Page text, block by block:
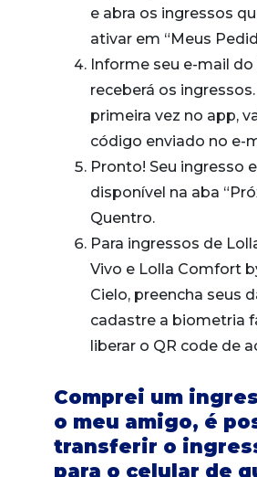
e abra os ingressos
ativar em “Meus
Informe seu e-mail
receberá os
primeira vez no app,
código enviado no e-
Pronto! Seu ingresso
disponível na aba
Quentro.
Para ingressos de
Vivo e Lolla Comfort
Cielo, preencha seus
cadastre a biometria
liberar o QR code de
Comprei um
o meu amigo, é
transferir o
para o celular de